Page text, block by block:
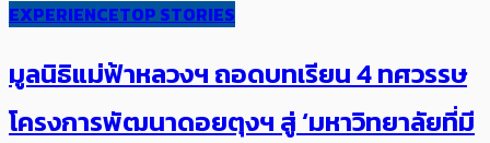
EXPERIENCETOP STORIES
มูลนิธิแม่ฟ้าหลวงฯ ถอดบทเรียน 4 ทศวรรษ
โครงการพัฒนาดอยตุงฯ สู่ ‘มหาวิทยาลัยที่มี